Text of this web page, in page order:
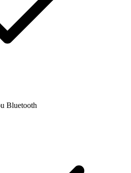
Bluetooth